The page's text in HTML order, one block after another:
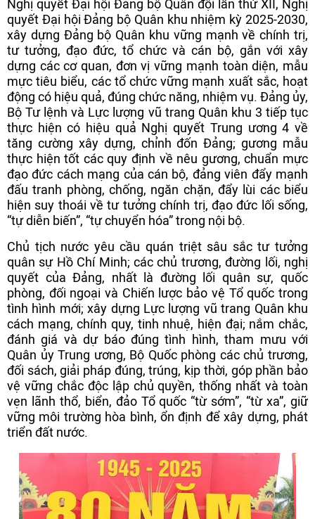
Nghị quyết Đại hội Đảng bộ Quân đội lần thứ XII, Nghị
quyết Đại hội Đảng bộ Quân khu nhiệm kỳ 2025-2030,
xây dựng Đảng bộ Quân khu vững mạnh về chính trị,
tư tưởng, đạo đức, tổ chức và cán bộ, gắn với xây
dựng các cơ quan, đơn vị vững mạnh toàn diện, mẫu
mực tiêu biểu, các tổ chức vững mạnh xuất sắc, hoạt
động có hiệu quả, đúng chức năng, nhiệm vụ. Đảng ủy,
Bộ Tư lệnh và Lực lượng vũ trang Quân khu 3 tiếp tục
thực hiện có hiệu quả Nghị quyết Trung ương 4 về
tăng cường xây dựng, chỉnh đốn Đảng; gương mẫu
thực hiện tốt các quy định về nêu gương, chuẩn mực
đạo đức cách mạng của cán bộ, đảng viên đẩy mạnh
đấu tranh phòng, chống, ngăn chặn, đẩy lùi các biểu
hiện suy thoái về tư tưởng chính trị, đạo đức lối sống,
“tự diễn biến”, “tự chuyển hóa” trong nội bộ.
Chủ tịch nước yêu cầu quán triệt sâu sắc tư tưởng
quân sự Hồ Chí Minh; các chủ trương, đường lối, nghị
quyết của Đảng, nhất là đường lối quân sự, quốc
phòng, đối ngoại và Chiến lược bảo vệ Tổ quốc trong
tình hình mới; xây dựng Lực lượng vũ trang Quân khu
cách mạng, chính quy, tinh nhuệ, hiện đại; nắm chắc,
đánh giá và dự báo đúng tình hình, tham mưu với
Quân ủy Trung ương, Bộ Quốc phòng các chủ trương,
đối sách, giải pháp đúng, trúng, kịp thời, góp phần bảo
vệ vững chắc độc lập chủ quyền, thống nhất và toàn
vẹn lãnh thổ, biển, đảo Tổ quốc “từ sớm”, “từ xa”, giữ
vững môi trường hòa bình, ổn định để xây dựng, phát
triển đất nước.